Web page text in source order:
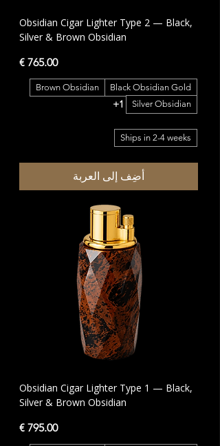
Obsidian Cigar Lighter Type 2 — Black,
Silver & Brown Obsidian
السعر
Black Obsidian Gold
Brown Obsidian
Silver Obsidian
+1
Ships in 2-4 weeks
أضِف إلى العربة
Obsidian Cigar Lighter Type 1 — Black,
Silver & Brown Obsidian
السعر